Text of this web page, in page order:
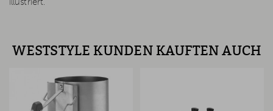
illustriert.
WESTSTYLE KUNDEN KAUFTEN AUCH